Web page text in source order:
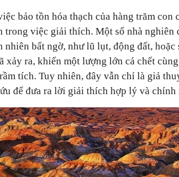
bảo tồn hóa thạch của hàng trăm con
trong việc giải thích. Một số nhà nghiên
nhiên bất ngờ, như lũ lụt, động đất,
xảy ra, khiến một lượng lớn cá chết
tích. Tuy nhiên, đây vẫn chỉ là giả
để đưa ra lời giải thích hợp lý và chính